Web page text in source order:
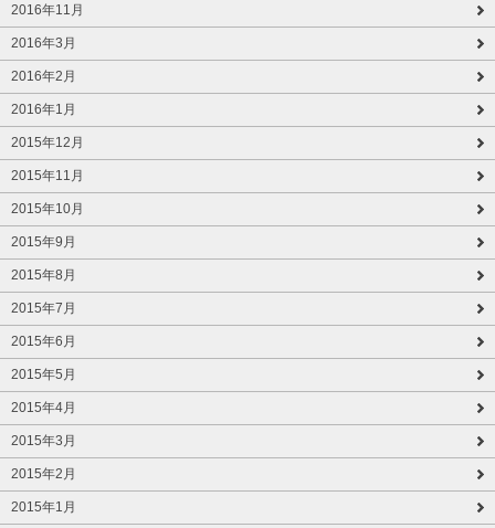
2016年11月
2016年3月
2016年2月
2016年1月
2015年12月
2015年11月
2015年10月
2015年9月
2015年8月
2015年7月
2015年6月
2015年5月
2015年4月
2015年3月
2015年2月
2015年1月